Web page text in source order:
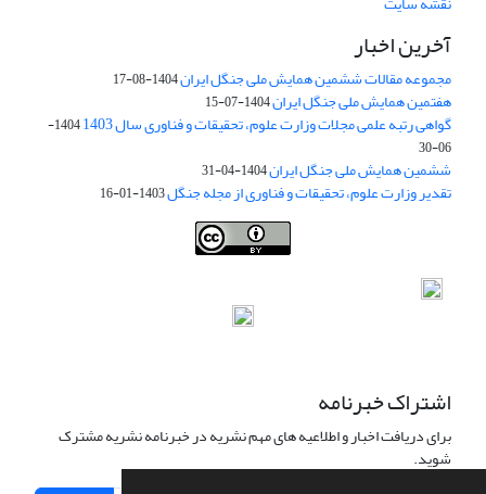
آخرین اخبار
مجموعه مقالات ششمین همایش ملی جنگل ایران1404-08-17
هفتمین همایش ملی جنگل ایران1404-07-15
گواهی رتبه علمی مجلات وزارت علوم، تحقیقات و فناوری سال 1403
1404-
06-30
ششمین همایش ملی جنگل ایران1404-04-31
تقدیر وزارت علوم، تحقیقات و فناوری از مجله جنگل1403-01-16
اشتراک خبرنامه
برای دریافت اخبار و اطلاعیه های مهم نشریه در خبرنامه نشریه مشترک
شوید.